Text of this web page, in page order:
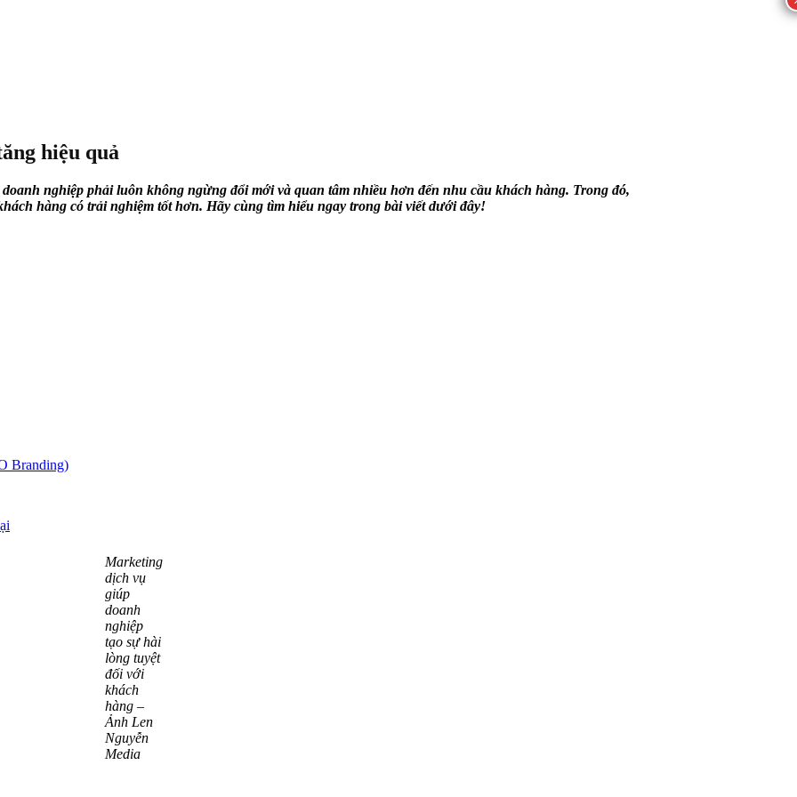
Branding)
hiệu quả
nghiệp phải luôn không ngừng đổi mới và quan tâm nhiều hơn đến nhu cầu khách hàng. Trong đó,
hàng có trải nghiệm tốt hơn. Hãy cùng tìm hiểu ngay trong bài viết dưới đây!
Marketing
dịch vụ
giúp
doanh
nghiệp
tạo sự hài
lòng tuyệt
đối với
khách
hàng –
Ảnh Len
Nguyễn
Media